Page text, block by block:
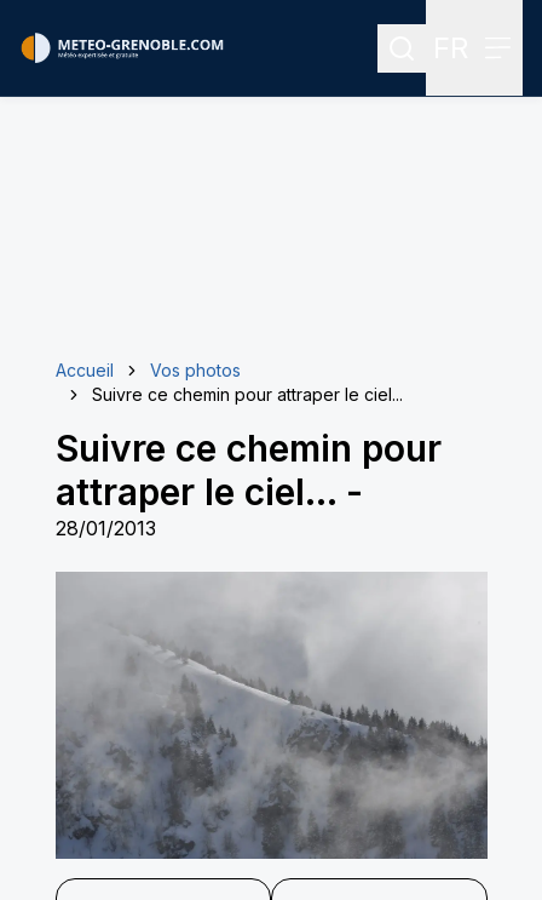
Rechercher
Accueil
Vos photos
Suivre ce chemin pour attraper le ciel...
Suivre ce chemin pour
attraper le ciel... -
28/01/2013